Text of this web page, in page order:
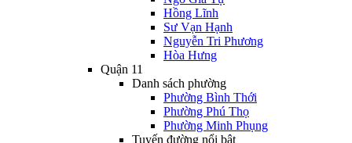
Hồng Lĩnh
Sư Vạn Hạnh
Nguyễn Tri Phương
Hòa Hưng
Quận 11
Danh sách phường
Phường Bình Thới
Phường Phú Thọ
Phường Minh Phụng
Tuyến đường nổi bật